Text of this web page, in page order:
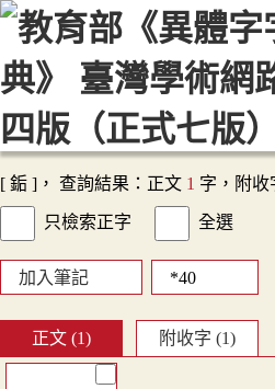
::: 最新消息 常見問題 編輯
顯示模式
網站導覽
[ 銗 ]， 查詢結果：正文 1 字，附收
只檢索正字 全選
加入筆記
正文 (1) 附收字 (1)